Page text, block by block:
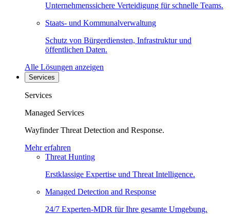
Unternehmenssichere Verteidigung für schnelle Teams.
Staats- und Kommunalverwaltung
Schutz von Bürgerdiensten, Infrastruktur und
öffentlichen Daten.
Alle Lösungen anzeigen
Services
Services
Managed Services
Wayfinder Threat Detection and Response.
Mehr erfahren
Threat Hunting
Erstklassige Expertise und Threat Intelligence.
Managed Detection and Response
24/7 Experten-MDR für Ihre gesamte Umgebung.